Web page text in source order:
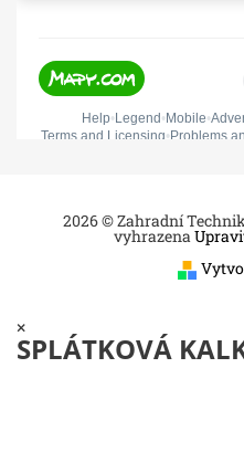
2026 © Zahradní
vyhrazena
×
SPLÁTKOVÁ